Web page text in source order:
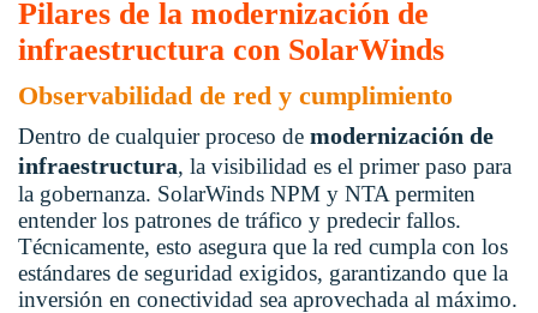
Pilares de la modernización de
infraestructura con SolarWinds
Observabilidad de red y cumplimiento
Dentro de cualquier proceso de modernización de
infraestructura, la visibilidad es el primer paso para
la gobernanza. SolarWinds NPM y NTA permiten
entender los patrones de tráfico y predecir fallos.
Técnicamente, esto asegura que la red cumpla con los
estándares de seguridad exigidos, garantizando que la
inversión en conectividad sea aprovechada al máximo.